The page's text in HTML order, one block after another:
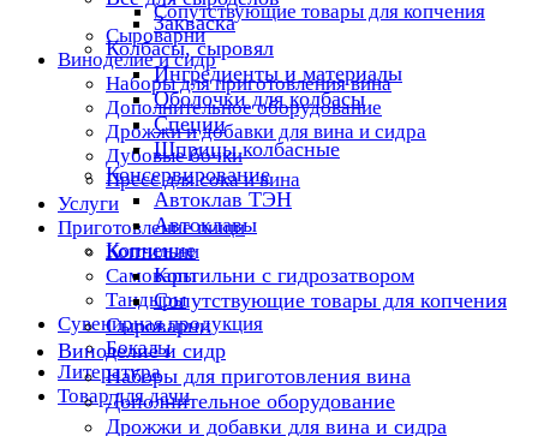
Сопутствующие товары для копчения
Сыроварни
Виноделие и сидр
Наборы для приготовления вина
Дополнительное оборудование
Дрожжи и добавки для вина и сидра
Дубовые бочки
Пресс для сока и вина
Услуги
Приготовление пищи
Коптильни
Самовары
Тандыры
Сувенирная продукция
Бокалы
Литература
Товар для дачи
Закваска
Колбасы, сыровял
Ингредиенты и материалы
Оболочки для колбасы
Специи
Шприцы колбасные
Консервирование
Автоклав ТЭН
Автоклавы
Копчение
Коптильни с гидрозатвором
Сопутствующие товары для копчения
Сыроварни
Виноделие и сидр
Наборы для приготовления вина
Дополнительное оборудование
Дрожжи и добавки для вина и сидра